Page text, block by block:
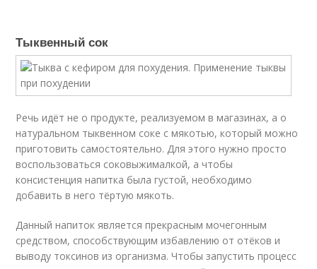
Тыквенный сок
Речь идёт не о продукте, реализуемом в магазинах, а о
натуральном тыквенном соке с мякотью, который можно
приготовить самостоятельно. Для этого нужно просто
воспользоваться соковыжималкой, а чтобы
консистенция напитка была густой, необходимо
добавить в него тёртую мякоть.
Данный напиток является прекрасным мочегонным
средством, способствующим избавлению от отёков и
выводу токсинов из организма. Чтобы запустить процесс